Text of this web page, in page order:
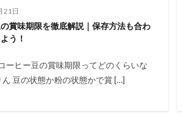
21日
賞味期限を徹底解説｜保存方法も合わ
う！
ーヒー豆の賞味期限ってどのくらいな
ん 豆の状態か粉の状態かで賞 […]